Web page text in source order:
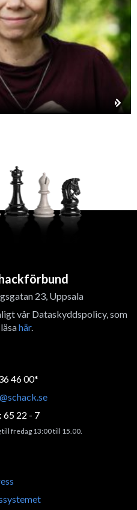
23, Uppsala
vår Dataskyddspolicy, som
här.
46 00*
65 22 - 7
fredag 13:00 till 15.00.